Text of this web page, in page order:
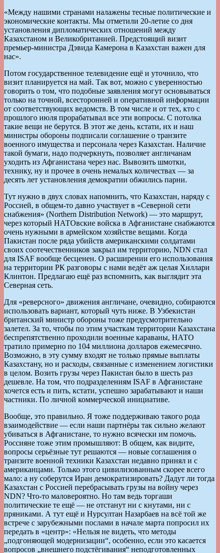
«Между нашими странами налажены тесные политические и
экономические контакты. Мы отметили 20-летие со дня
установления дипломатических отношений между
Казахстаном и Великобританией. Предстоящий визит
премьер-министра Дэвида Камерона в Казахстан важен для
нас».
Потом государственное телевидение ещё и уточнило, что
визит планируется на май. Так вот, можно с уверенностью
говорить о том, что подобные заявления могут основываться
только на точной, всесторонней и оперативной информации
от соответствующих ведомств. В том числе и от тех, кто с
прошлого июля прорабатывал все эти вопросы. С потолка
такие вещи не берутся. В этот же день, кстати, их и наш
министры обороны подписали соглашение о транзите
военного имущества и персонала через Казахстан. Наличие
такой бумаги, надо подчеркнуть, позволяет англичанам
уходить из Афганистана через нас. Вывозить шмотки,
технику, ну и прочее в очень немалых количествах — за
десять лет установления демократии обжились парни.
Тут нужно в двух словах напомнить, что Казахстан, наряду с
Россией, в общем-то давно участвует в «Северной сети
снабжения» (Northern Distribution Network) — это маршрут,
через который НАТОвские войска в Афганистане снабжаются
очень нужными в армейском хозяйстве вещами. Когда
Пакистан после ряда убийств американскими солдатами
своих соотечественников закрыл им территорию, NDN стал
для ISAF вообще бесценен. О расширении его использования
на территории РК разговоры с нами ведёт аж целая Хиллари
Клинтон. Предлагаю ещё раз вспомнить, как выглядит эта
Северная сеть.
Для «реверсного» движения англичане, очевидно, собираются
использовать вариант, который чуть ниже. В Узбекистан
британский министр обороны тоже предусмотрительно
залетел. За то, чтобы по этим участкам территории Казахстана
беспрепятственно проходили военные караваны, НАТО
тратило примерно по 104 миллиона долларов ежемесячно.
Возможно, в эту сумму входят не только прямые выплаты
Казахстану, но и расходы, связанные с изменением логистики
в целом. Возить грузы через Пакистан было в шесть раз
дешевле. На том, что подразделениям ISAF в Афганистане
хочется есть и пить, кстати, успешно зарабатывают и наши
частники. По личной коммерческой инициативе.
Вообще, это правильно. Я тоже поддерживаю такого рода
взаимодействие — если наши партнёры так сильно желают
убиваться в Афганистане, то нужно всячески им помочь.
Россияне тоже этим промышляют: В общем, как видите,
вопросы серьёзные тут решаются — новые соглашения о
транзите военной техники Казахстан недавно принял и с
американцами. Только этого цивилизованным скорее всего
мало: а ну соберутся Иран демократизировать? Дадут ли тогда
Казахстан с Россией перебрасывать грузы на войну через
NDN? Что-то маловероятно. Но там ведь торгаши
политические те ещё — не отстанут ни с кнутами, ни с
пряниками. А тут ещё и Нурсултан Назарбаев на всё той же
встрече с зарубежными послами в начале марта попросил их
передать в «центр»: «Нельзя не видеть, что методы
„подгоняющей модернизации“, особенно, если это касается
вопросов „внешнего подстёгивания“ неподготовленных